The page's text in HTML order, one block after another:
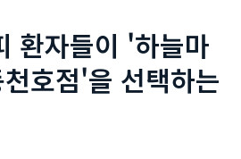
환자들이 '하늘마
호점'을 선택하는